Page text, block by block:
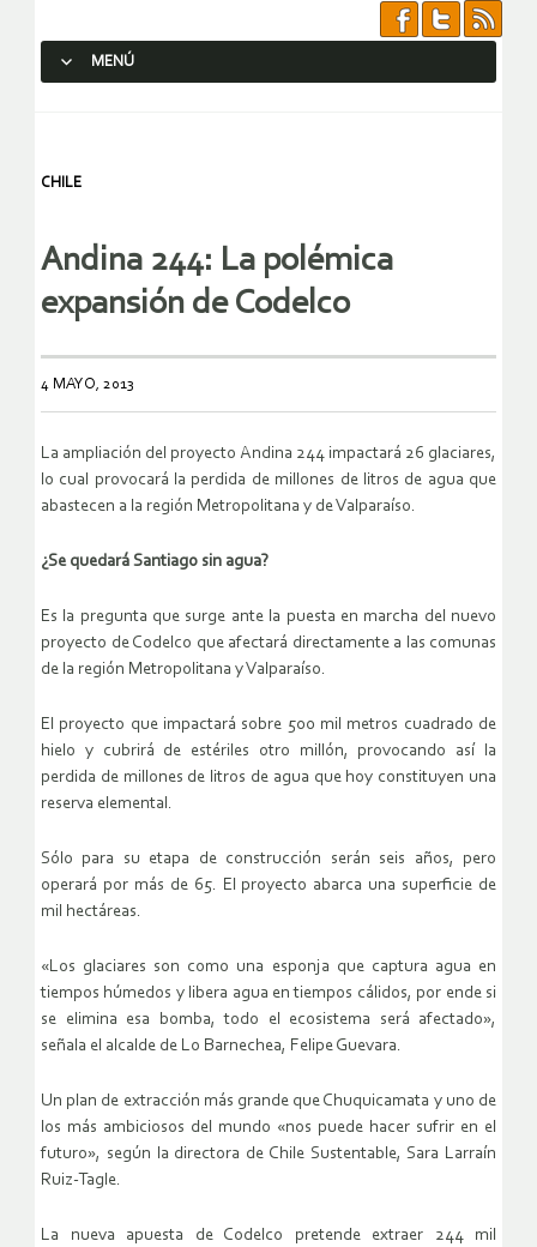
MENÚ
CHILE
Andina 244: La polémica
expansión de Codelco
4 MAYO, 2013
La ampliación del proyecto Andina 244 impactará 26 glaciares,
lo cual provocará la perdida de millones de litros de agua que
abastecen a la región Metropolitana y de Valparaíso.
¿Se quedará Santiago sin agua?
Es la pregunta que surge ante la puesta en marcha del nuevo
proyecto de Codelco que afectará directamente a las comunas
de la región Metropolitana y Valparaíso.
El proyecto que impactará sobre 500 mil metros cuadrado de
hielo y cubrirá de estériles otro millón, provocando así la
perdida de millones de litros de agua que hoy constituyen una
reserva elemental.
Sólo para su etapa de construcción serán seis años, pero
operará por más de 65. El proyecto abarca una superficie de
mil hectáreas.
«Los glaciares son como una esponja que captura agua en
tiempos húmedos y libera agua en tiempos cálidos, por ende si
se elimina esa bomba, todo el ecosistema será afectado»,
señala el alcalde de Lo Barnechea, Felipe Guevara.
Un plan de extracción más grande que Chuquicamata y uno de
los más ambiciosos del mundo «nos puede hacer sufrir en el
futuro», según la directora de Chile Sustentable, Sara Larraín
Ruiz-Tagle.
La nueva apuesta de Codelco pretende extraer 244 mil